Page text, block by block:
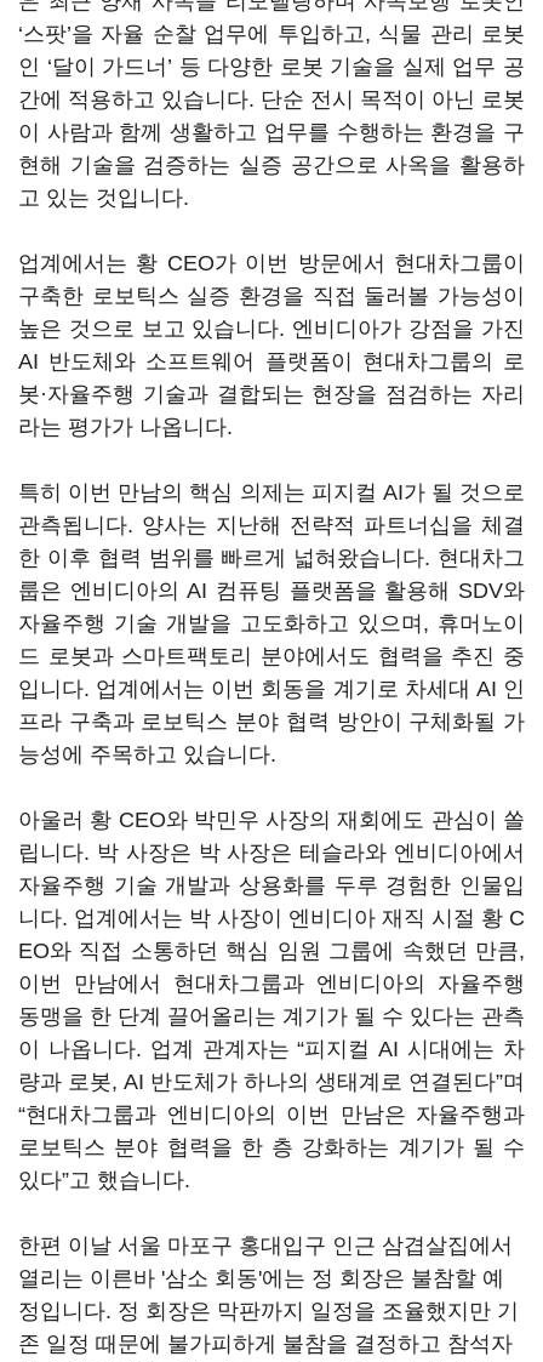
‘스팟’을 자율 순찰 업무에 투입하고, 식물 관리 로봇
인 ‘달이 가드너’ 등 다양한 로봇 기술을 실제 업무 공
간에 적용하고 있습니다. 단순 전시 목적이 아닌 로봇
이 사람과 함께 생활하고 업무를 수행하는 환경을 구
현해 기술을 검증하는 실증 공간으로 사옥을 활용하
고 있는 것입니다.
업계에서는 황 CEO가 이번 방문에서 현대차그룹이
구축한 로보틱스 실증 환경을 직접 둘러볼 가능성이
높은 것으로 보고 있습니다. 엔비디아가 강점을 가진
AI 반도체와 소프트웨어 플랫폼이 현대차그룹의 로
봇·자율주행 기술과 결합되는 현장을 점검하는 자리
라는 평가가 나옵니다.
특히 이번 만남의 핵심 의제는 피지컬 AI가 될 것으로
관측됩니다. 양사는 지난해 전략적 파트너십을 체결
한 이후 협력 범위를 빠르게 넓혀왔습니다. 현대차그
룹은 엔비디아의 AI 컴퓨팅 플랫폼을 활용해 SDV와
자율주행 기술 개발을 고도화하고 있으며, 휴머노이
드 로봇과 스마트팩토리 분야에서도 협력을 추진 중
입니다. 업계에서는 이번 회동을 계기로 차세대 AI 인
프라 구축과 로보틱스 분야 협력 방안이 구체화될 가
능성에 주목하고 있습니다.
아울러 황 CEO와 박민우 사장의 재회에도 관심이 쏠
립니다. 박 사장은 박 사장은 테슬라와 엔비디아에서
자율주행 기술 개발과 상용화를 두루 경험한 인물입
니다. 업계에서는 박 사장이 엔비디아 재직 시절 황 C
EO와 직접 소통하던 핵심 임원 그룹에 속했던 만큼,
이번 만남에서 현대차그룹과 엔비디아의 자율주행
동맹을 한 단계 끌어올리는 계기가 될 수 있다는 관측
이 나옵니다. 업계 관계자는 “피지컬 AI 시대에는 차
량과 로봇, AI 반도체가 하나의 생태계로 연결된다”며
“현대차그룹과 엔비디아의 이번 만남은 자율주행과
로보틱스 분야 협력을 한 층 강화하는 계기가 될 수
있다”고 했습니다.
한편 이날 서울 마포구 홍대입구 인근 삼겹살집에서
열리는 이른바 '삼소 회동'에는 정 회장은 불참할 예
정입니다. 정 회장은 막판까지 일정을 조율했지만 기
존 일정 때문에 불가피하게 불참을 결정하고 참석자